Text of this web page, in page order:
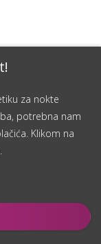
za nokte
potrebna nam
Klikom na